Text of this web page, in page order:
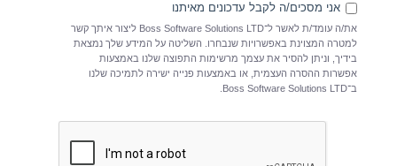
אני מסכים/ה לקבל עדכונים מאיתנו
את/ה עומד/ת לאשר ל־Boss Software Solutions LTD ליצור איתך קשר
המצוינת באפשרויות שנבחרו. השליטה על המידע שלך נמצאת
וניתן להסיר את עצמך מרשימות התפוצה שלנו באמצעות
ההסרה העצמית, או באמצעות פנייה ישירה לתמיכה שלנו